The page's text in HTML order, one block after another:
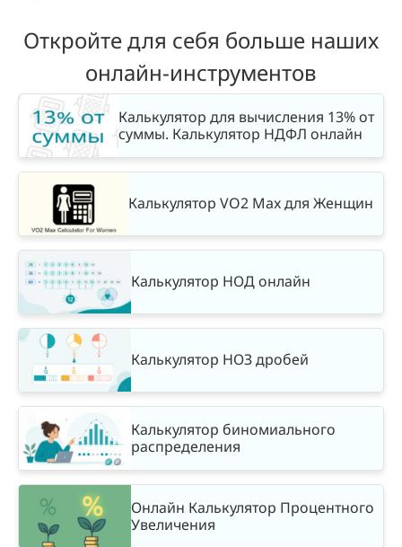
Откройте для себя больше наших
онлайн-инструментов
Калькулятор для вычисления 13% от
суммы. Калькулятор НДФЛ онлайн
Калькулятор VO2 Max для Женщин
Калькулятор НОД онлайн
Калькулятор НОЗ дробей
Калькулятор биномиального
распределения
Онлайн Калькулятор Процентного
Увеличения